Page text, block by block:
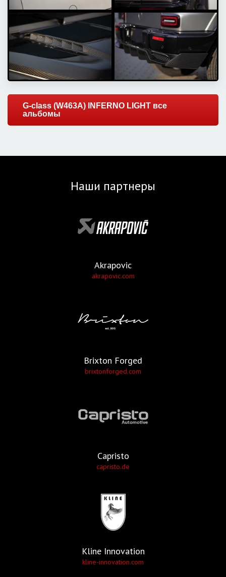
G-class (W463A) INFERNO LIGHT все
альбомы
Наши партнеры
Akrapovic
akrapovic.com
Brixton Forged
brixtonforged.com
Capristo
capristo.de
Kline Innovation
kline-innovation.com